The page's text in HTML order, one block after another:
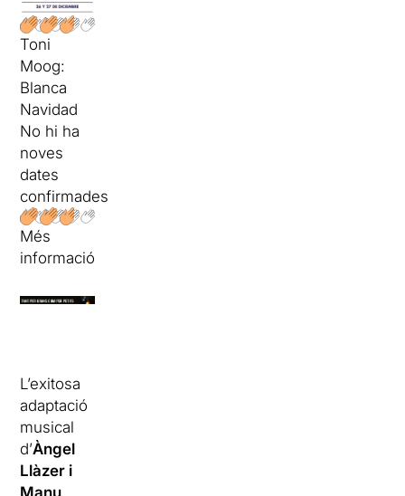
Toni
Moog:
Blanca
Navidad
No hi ha
noves
dates
confirmades
Més
informació
L’exitosa
adaptació
musical
d’Àngel
Llàzer i